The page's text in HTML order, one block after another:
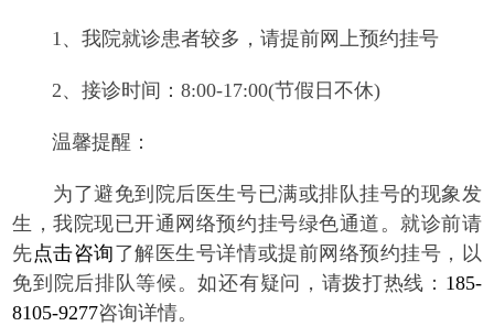
1、我院就诊患者较多，请提前网上预约挂号
2、接诊时间：8:00-17:00(节假日不休)
温馨提醒：
为了避免到院后医生号已满或排队挂号的现象发
生，我院现已开通网络预约挂号绿色通道。就诊前请
先点击咨询了解医生号详情或提前网络预约挂号，以
免到院后排队等候。如还有疑问，请拨打热线： 185-
8105-9277咨询详情。